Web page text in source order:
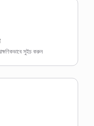
সুইচ করুন